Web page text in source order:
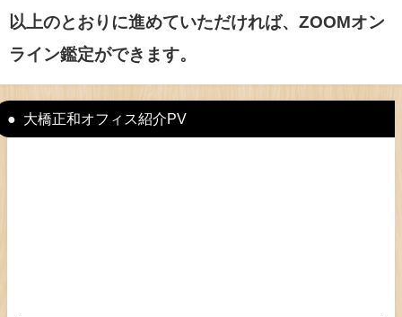
以上のとおりに進めていただければ、ZOOMオン
ライン鑑定ができます。
大橋正和オフィス紹介PV